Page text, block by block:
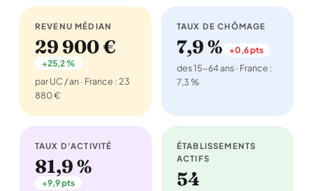
REVENU MÉDIAN
29 900 €
+25,2 %
par UC / an · France : 23
880 €
TAUX DE CHÔMAGE
7,9 % +0,6 pts
des 15-64 ans · France :
7,3 %
TAUX D'ACTIVITÉ
81,9 %
+9,9 pts
ÉTABLISSEMENTS
ACTIFS
54